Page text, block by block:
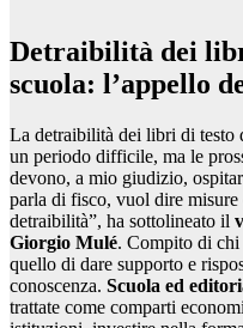
Detraibilità dei
scuola: l’appello
La detraibilità dei libri di testo
un periodo difficile, ma le
devono, a mio giudizio,
parla di fisco, vuol dire
detraibilità”, ha sottolineato il
Giorgio Mulé. Compito di
quello di dare supporto e
conoscenza. Scuola ed
trattate come comparti